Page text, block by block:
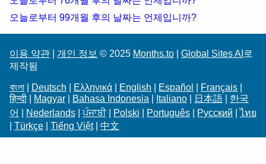
오늘로부터 99개월 후의 날짜는 언제입니까?
이용 약관 개인 정보 © 2025 Months.to Global Sites AI 로
제작됨
বাংলা Deutsch Ελληνικά English Español Français
हिन्दी
Magyar Bahasa Indonesia Italiano 日本語
한국
어
Nederlands |ਪੰਜਾਬੀ| Polski Português Русский |ไทย
Türkçe Tiếng Việt| 中文